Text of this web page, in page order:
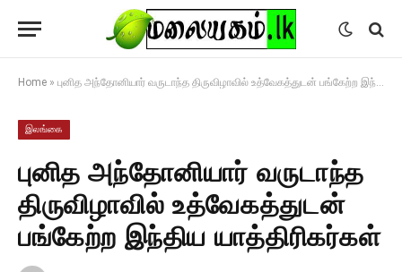
Home » புனித அந்தோனியார் வருடாந்த திருவிழாவில் உத்வேகத்துடன் பங்கேற்ற இந்திய யாத்திரிகர்கள்
இலங்கை
புனித அந்தோனியார் வருடாந்த
திருவிழாவில் உத்வேகத்துடன்
பங்கேற்ற இந்திய யாத்திரிகர்கள்